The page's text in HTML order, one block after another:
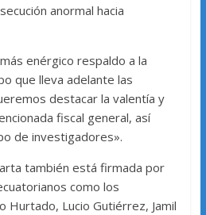
anormal hacia
enérgico respaldo a la
que lleva adelante las
destacar la valentía y
fiscal general, así
de investigadores».
también está firmada por
como los
Hurtado, Lucio Gutiérrez, Jamil